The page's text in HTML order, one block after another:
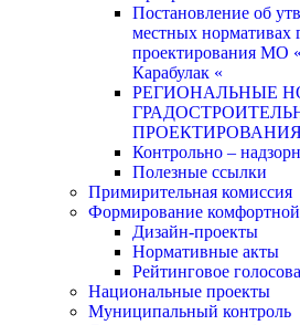
Постановление об
местных нормативах
проектирования МО
Карабулак «
РЕГИОНАЛЬНЫЕ
Контрольно –
Полезные ссылки
Примирительная комиссия
Формирование
Дизайн-проекты
Нормативные акты
Рейтинговое
Национальные проекты
Муниципальный контроль